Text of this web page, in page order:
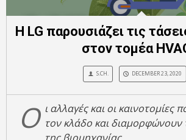
H LG παρουσιάζει τις
στον τομέα
S.CH. DECEMBER 23, 2020
Ο ι αλλαγές και οι καινοτομίες
τον κλάδο και διαμορφώνουν